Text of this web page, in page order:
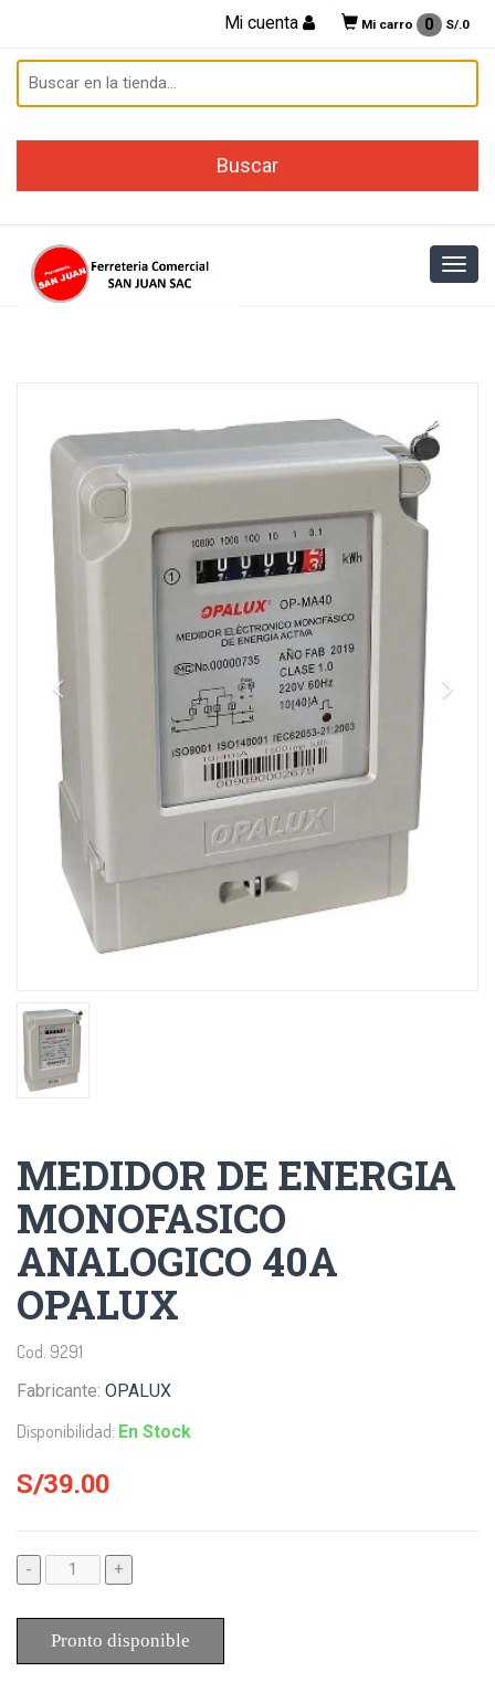
Mi cuenta Mi carro 0 S/.0
MEDIDOR DE ENERGIA
MONOFASICO
ANALOGICO 40A
OPALUX
Cod. 9291
Fabricante: OPALUX
Disponibilidad: En Stock
S/39.00
- +
Pronto disponible